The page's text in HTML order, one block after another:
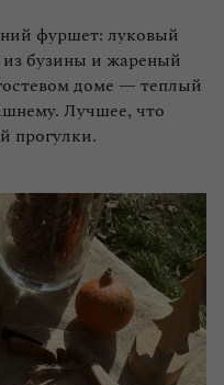
фуршет: луковый
бузины и жареный
доме — теплый
Лучшее, что
прогулки.